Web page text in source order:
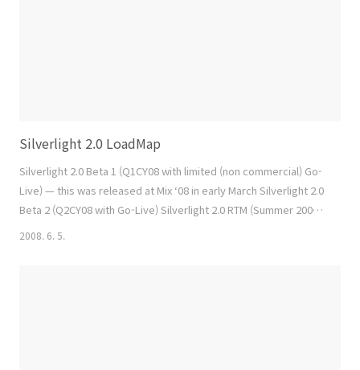
Silverlight 2.0 LoadMap
Silverlight 2.0 Beta 1 (Q1CY08 with limited (non commercial) Go-
Live) — this was released at Mix ‘08 in early March Silverlight 2.0
Beta 2 (Q2CY08 with Go-Live) Silverlight 2.0 RTM (Summer 2008)
– Exact timing TBD Silverlight v.next – We are working on a
2008. 6. 5.